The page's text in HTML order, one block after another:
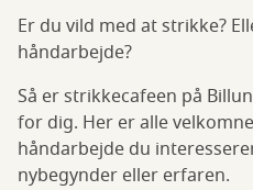
Er du vild med at strikke?
håndarbejde?
Så er strikkecafeen på
for dig. Her er alle
håndarbejde du
nybegynder eller erfaren.